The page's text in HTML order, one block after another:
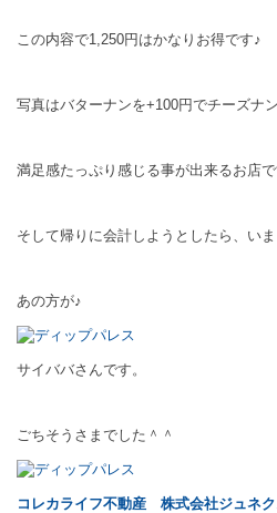
この内容で1,250円はかなりお得です♪
写真はバターナンを+100円でチーズナ
満足感たっぷり感じる事が出来るお店で
そして帰りに会計しようとしたら、いま
あの方が♪
サイババさんです。
ごちそうさまでした＾＾
コレカライフ不動産 株式会社ジュネ